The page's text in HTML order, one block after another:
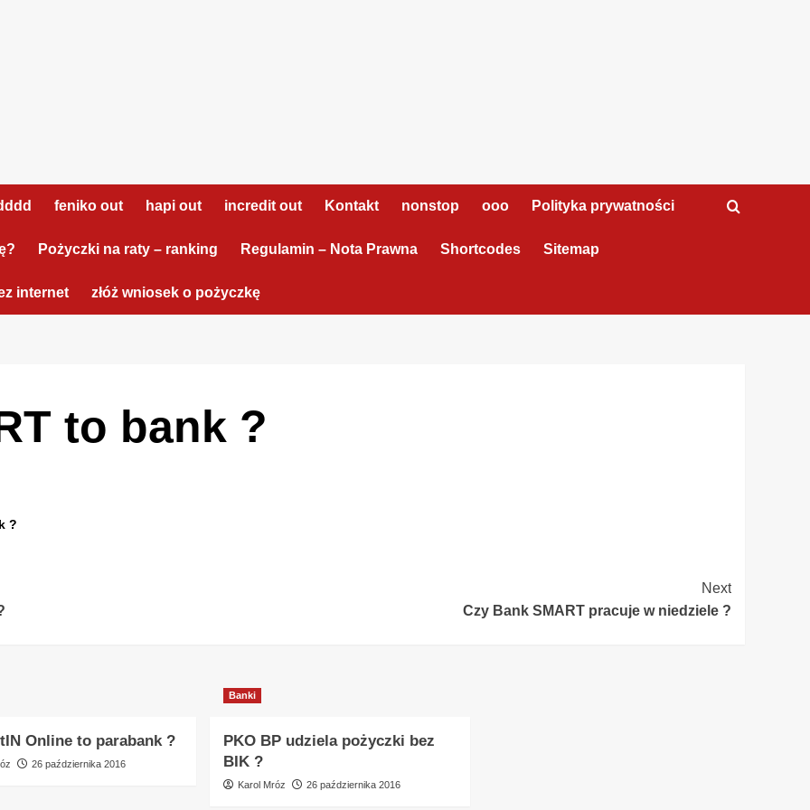
feniko out hapi out incredit out Kontakt nonstop ooo Polityka prywatności
Pożyczki na raty – ranking Regulamin – Nota Prawna Shortcodes Sitemap
internet złóż wniosek o pożyczkę
to bank ?
?
Next
Czy Bank SMART pracuje w niedziele ?
Online to parabank ?
26 października 2016
Banki
PKO BP udziela pożyczki bez
BIK ?
Karol Mróz 26 października 2016